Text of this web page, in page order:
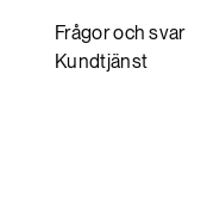
Frågor och svar
Kundtjänst